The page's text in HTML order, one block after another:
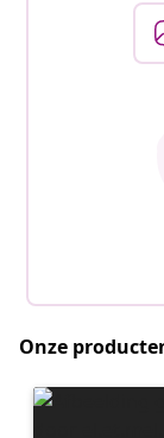
Onze